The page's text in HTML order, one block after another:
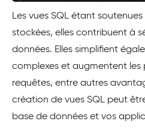
Les vues SQL étant
stockées, elles contribuent à
données. Elles simplifient
complexes et augmentent les
requêtes, entre autres
création de vues SQL peut
base de données et vos